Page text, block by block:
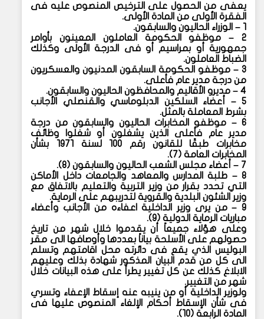
يعفى من الحصول على الترخيص المنصوص عليه فى
الفقرة الأولى من المادة الأولى.
١ – الوزراء الحاليون والسابقون.
٢ – موظفو الحكومة العاملون المعينون بأوامر
جمهورية أو بمراسيم أو فى الدرجة الأولى وكذلك
الضباط العاملون.
٣ – موظفو الحكومة السابقون المدنيون والعسكريون
من درجة مدير عام فأعلى.
٤ – مديرو الأقاليم والمحافظون الحاليون والسابقون.
٥ – أعضاء السلكين الدبلوماسي والقنصلي الأجانب
بشرط المعاملة بالمثل.
٦ – موظفو المخابرات الحاليون والسابقون من درجة
مدير عام فأعلى الذين يشغلون أو شغلوا وظائف
مخابرات طبقًا للقانون رقم ١٠٠ لسنة ١٩٧١ بشأن
المخابرات العامة (٧).
٧ – أعضاء مجلس الشعب الحاليون والسابقون (٨).
٨ – طلبة المدارس والمعاهد والجامعات داخل الأماكن
التي تحدد بقرار من وزير التربية والتعليم بالاتفاق مع
وزير الشئون البلدية والقروية لتدريبهم على الرماية.
٩ – من يرى وزير الداخلية اعفاءه من الأجانب وأعضاء
مباريات الرماية الدولية (٩).
وعلى هؤلاء جميعاً أن يقدموا خلال شهر من تاريخ
حصولهم على الأسلحة بياناً بعددها وأوصافها الى مقر
البوليس الذي يقع فى دائرته محل اقامتهم وتسلم
الى كل من قدم البيان المذكور شهادة بذلك وعليهم
الابلاغ كذلك عن كل تغيير يطرأ على هذه البيانات خلال
شهر من التغيير.
ولوزير الداخلية أو من ينيبه عنه إسقاط الإعفاء وتسري
فى شأن الإسقاط أحكام الإلغاء المنصوص عليها فى
المادة الرابعة (١٠).